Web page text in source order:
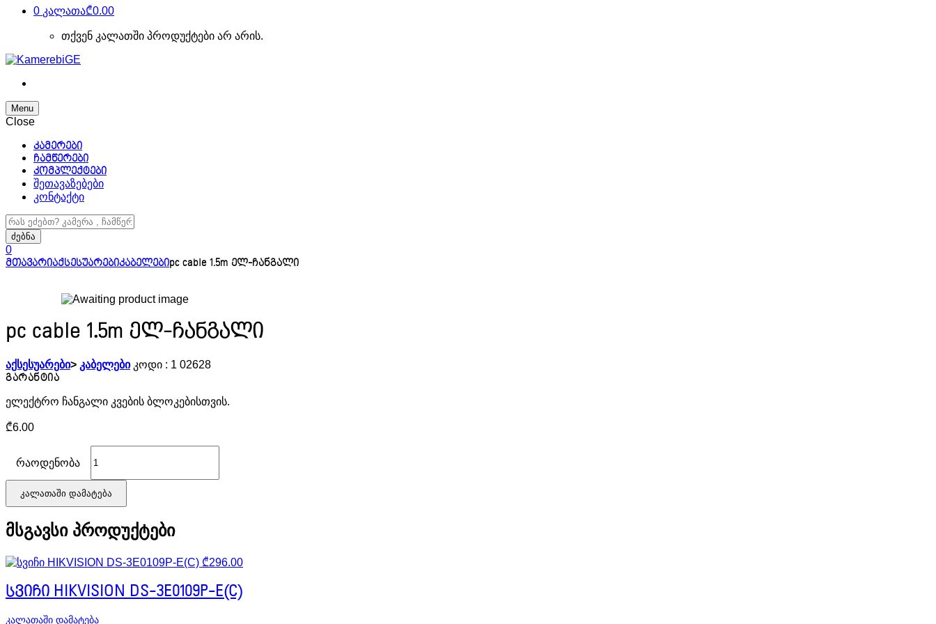
0 კალათა₾0.00
თქვენ კალათში პროდუქტები არ არის.
Menu
Close
კამერები
ჩამწერები
კომპლექტები
შეთავაზებები
კონტაქტი
ძებნა:
ძებნა
0
მთავარიაქსესუარებიკაბელებიpc cable 1.5m ელ-ჩანგალი
pc cable 1.5m ელ-ჩანგალი
აქსესუარები> კაბელები კოდი : 1 02628
ელექტრო ჩანგალი კვების ბლოკებისთვის.
₾6.00
რაოდენობა
კალათაში დამატება
მსგავსი პროდუქტები
₾296.00
სვიჩი HIKVISION DS-3E0109P-E(C)
კალათაში დამატება